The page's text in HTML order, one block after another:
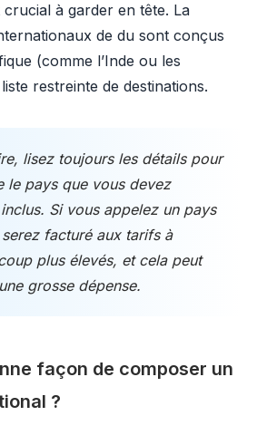
crucial à garder en tête. La
de du sont conçus
(comme l’Inde ou les
restreinte de destinations.
lisez toujours les détails pour
le pays que vous devez
Si vous appelez un pays
facturé aux tarifs à
plus élevés, et cela peut
grosse dépense.
façon de composer un
?